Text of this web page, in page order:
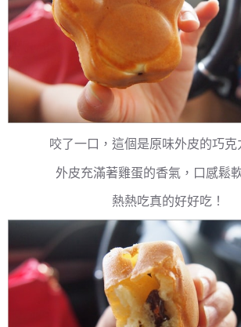
咬了一口，這個是原味外皮的巧克
外皮充滿著雞蛋的香氣，口感鬆
熱熱吃真的好好吃！